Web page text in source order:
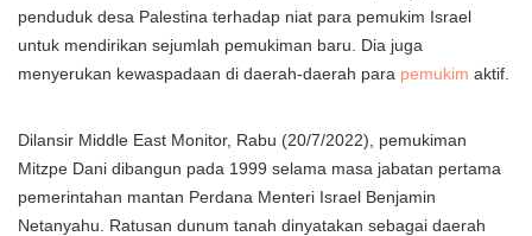
penduduk desa Palestina terhadap niat para pemukim Israel
untuk mendirikan sejumlah pemukiman baru. Dia juga
menyerukan kewaspadaan di daerah-daerah para pemukim aktif.
Dilansir Middle East Monitor, Rabu (20/7/2022), pemukiman
Mitzpe Dani dibangun pada 1999 selama masa jabatan pertama
pemerintahan mantan Perdana Menteri Israel Benjamin
Netanyahu. Ratusan dunum tanah dinyatakan sebagai daerah